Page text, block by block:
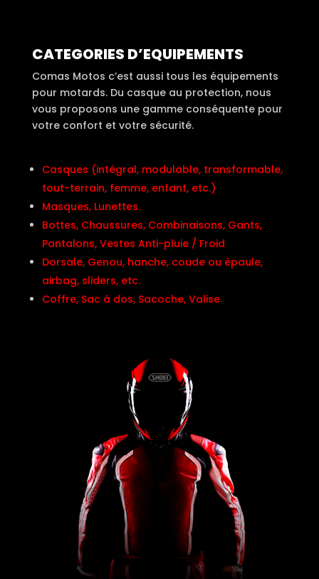
CATEGORIES D’EQUIPEMENTS
Comas Motos c’est aussi tous les équipements
pour motards. Du casque au protection, nous
vous proposons une gamme conséquente pour
votre confort et votre sécurité.
Casques (intégral, modulable, transformable,
tout-terrain, femme, enfant, etc.)
Masques, Lunettes.
Bottes, Chaussures, Combinaisons, Gants,
Pantalons, Vestes Anti-pluie / Froid
Dorsale, Genou, hanche, coude ou épaule,
airbag, sliders, etc.
Coffre, Sac à dos, Sacoche, Valise.